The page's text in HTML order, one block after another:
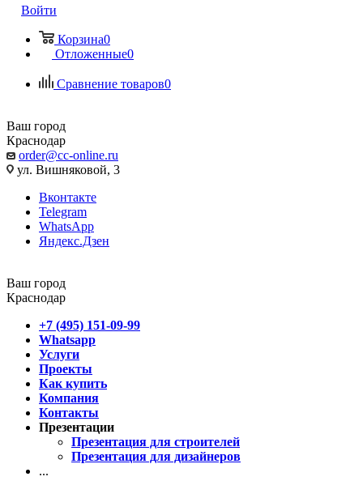
Войти
Корзина0
Отложенные0
Сравнение товаров0
Ваш город
Краснодар
order@cc-online.ru
ул. Вишняковой, 3
Вконтакте
Telegram
WhatsApp
Яндекс.Дзен
Ваш город
Краснодар
+7 (495) 151-09-99
Whatsapp
Услуги
Проекты
Как купить
Компания
Контакты
Презентации
Презентация для строителей
Презентация для дизайнеров
...